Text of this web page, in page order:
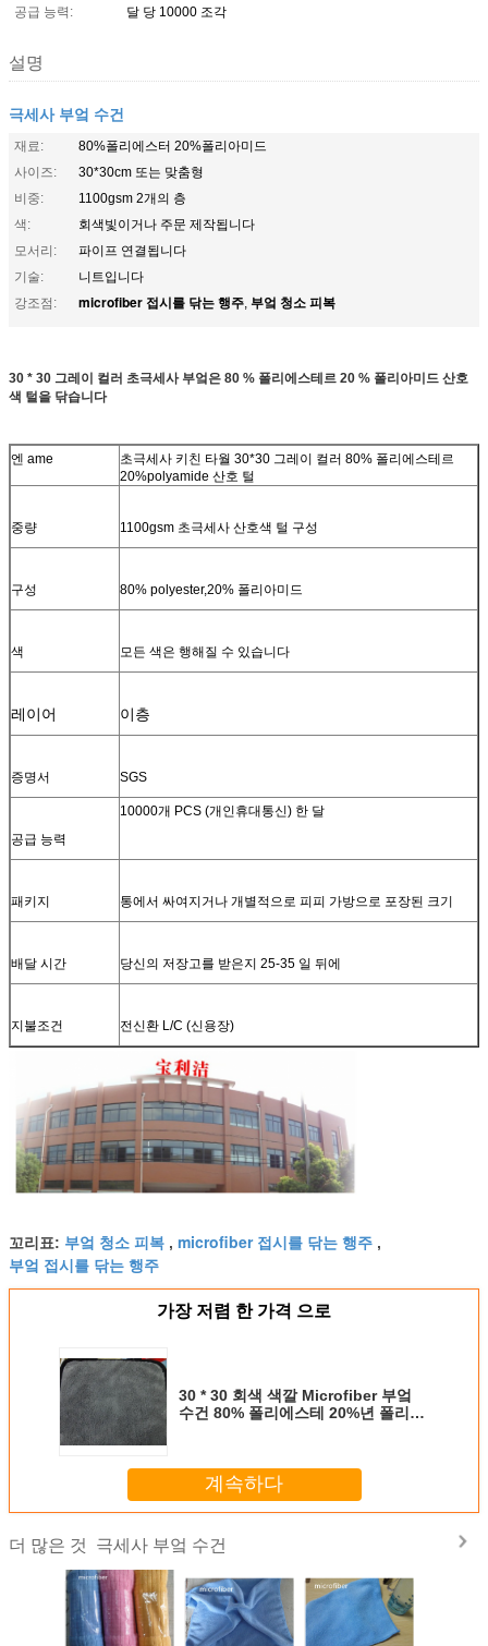
공급 능력:
달 당 10000 조각
설명
극세사 부엌 수건
재료:
80%폴리에스터 20%폴리아미드
사이즈:
30*30cm 또는 맞춤형
비중:
1100gsm 2개의 층
색:
회색빛이거나 주문 제작됩니다
모서리:
파이프 연결됩니다
기술:
니트입니다
강조점:
microfiber 접시를 닦는 행주, 부엌 청소 피복
30 * 30 그레이 컬러 초극세사 부엌은 80 % 폴리에스테르 20 % 폴리아미드 산호
색 털을 닦습니다
엔 ame
초극세사 키친 타월 30*30 그레이 컬러 80% 폴리에스테르
20%polyamide 산호 털
중량 1100gsm 초극세사 산호색 털 구성
구성 80% polyester,20% 폴리아미드
색 모든 색은 행해질 수 있습니다
레이어 이층
증명서 SGS
공급 능력
10000개 PCS (개인휴대통신) 한 달
패키지 통에서 싸여지거나 개별적으로 피피 가방으로 포장된 크기
배달 시간 당신의 저장고를 받은지 25-35 일 뒤에
지불조건 전신환 L/C (신용장)
꼬리표: 부엌 청소 피복 , microfiber 접시를 닦는 행주 ,
부엌 접시를 닦는 행주
가장 저렴 한 가격 으로
30 * 30 회색 색깔 Microfiber 부엌
수건 80% 폴리에스테 20%년 폴리아
계속하다
더 많은 것 극세사 부엌 수건